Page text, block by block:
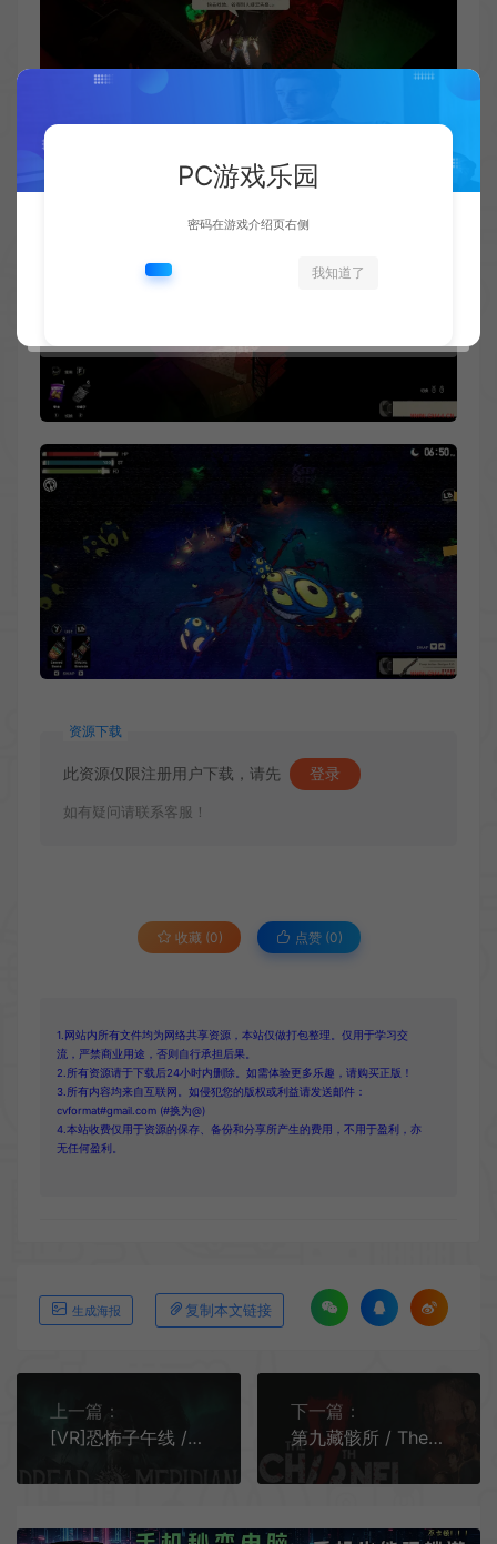
资源下载
此资源仅限注册用户下载，请先 登录
如有疑问请联系客服！
收藏 (0) 点赞 (0)
1.网站内所有文件均为网络共享资源，本站仅做打包整理。仅用于学习交
流，严禁商业用途，否则自行承担后果。
2.所有资源请于下载后24小时内删除。如需体验更多乐趣，请购买正版！
3.所有内容均来自互联网。如侵犯您的版权或利益请发送邮件：
cvformat#gmail.com (#换为@)
4.本站收费仅用于资源的保存、备份和分享所产生的费用，不用于盈利，亦
无任何盈利。
生成海报 复制本文链接
上一篇：
[VR]恐怖子午线 / Dread Meridian 生存恐怖游戏
下一篇：
第九藏骸所 / The 9th Charnel 第一人称心理生存恐怖游戏
PC游戏乐园
密码在游戏介绍页右侧
我知道了